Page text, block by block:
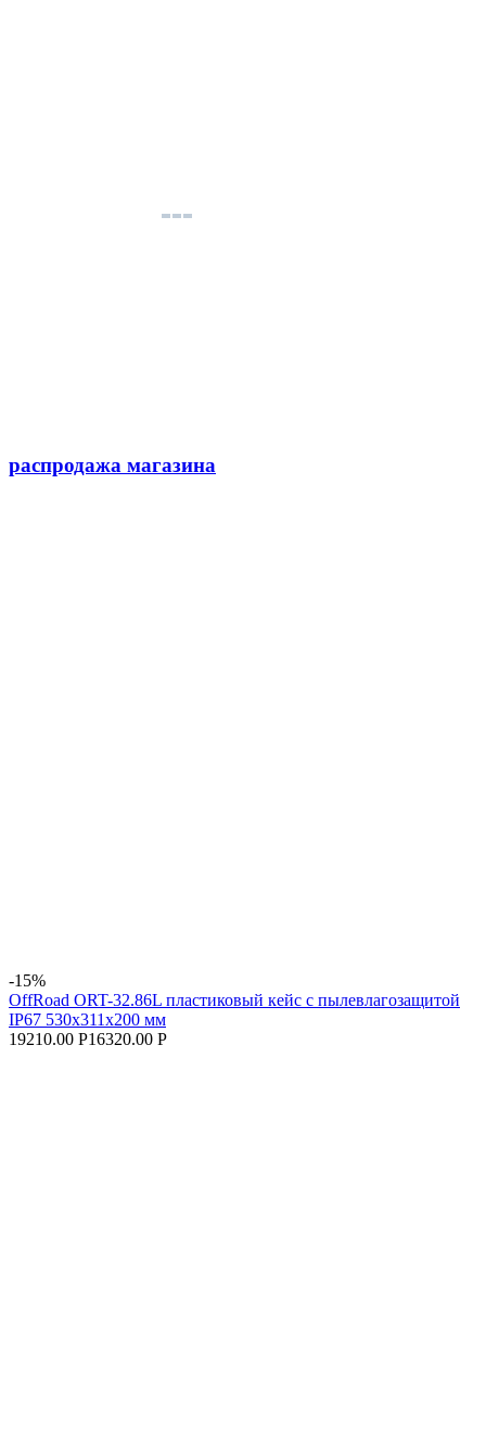
распродажа магазина
-15%
OffRoad ORT-32.86L пластиковый кейс с пылевлагозащитой
IP67 530х311х200 мм
19210.00 Р16320.00 Р